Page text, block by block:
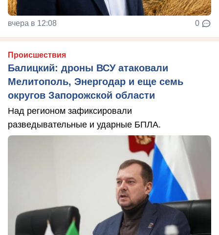
вчера в 12:08 0
Происшествия
Балицкий: дроны ВСУ атаковали
Мелитополь, Энергодар и еще семь
округов Запорожской области
Над регионом зафиксировали
разведывательные и ударные БПЛА.